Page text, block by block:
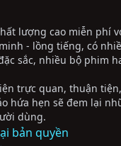
lượng cao miễn phí
- lồng tiếng, có
sắc, nhiều bộ phim
trực quan, thuận
hứa hẹn sẽ đem lại
dùng.
bản quyền